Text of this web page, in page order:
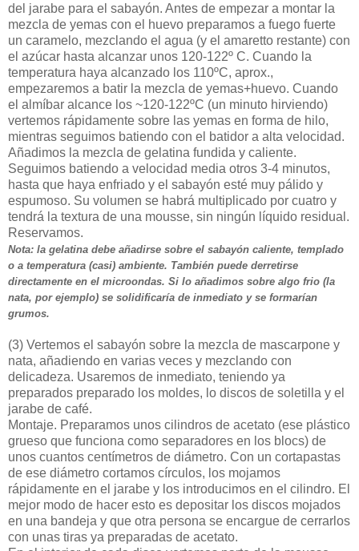
del jarabe para el sabayón. Antes de empezar a montar la
mezcla de yemas con el huevo preparamos a fuego fuerte
un caramelo, mezclando el agua (y el amaretto restante) con
el azúcar hasta alcanzar unos 120-122º C. Cuando la
temperatura haya alcanzado los 110ºC, aprox.,
empezaremos a batir la mezcla de yemas+huevo. Cuando
el almíbar alcance los ~120-122ºC (un minuto hirviendo)
vertemos rápidamente sobre las yemas en forma de hilo,
mientras seguimos batiendo con el batidor a alta velocidad.
Añadimos la mezcla de gelatina fundida y caliente.
Seguimos batiendo a velocidad media otros 3-4 minutos,
hasta que haya enfriado y el sabayón esté muy pálido y
espumoso. Su volumen se habrá multiplicado por cuatro y
tendrá la textura de una mousse, sin ningún líquido residual.
Reservamos.
Nota: la gelatina debe añadirse sobre el sabayón caliente, templado
o a temperatura (casi) ambiente. También puede derretirse
directamente en el microondas. Si lo añadimos sobre algo frio (la
nata, por ejemplo) se solidificaría de inmediato y se formarían
grumos.
(3) Vertemos el sabayón sobre la mezcla de mascarpone y
nata, añadiendo en varias veces y mezclando con
delicadeza. Usaremos de inmediato, teniendo ya
preparados preparado los moldes, lo discos de soletilla y el
jarabe de café.
Montaje. Preparamos unos cilindros de acetato (ese plástico
grueso que funciona como separadores en los blocs) de
unos cuantos centímetros de diámetro. Con un cortapastas
de ese diámetro cortamos círculos, los mojamos
rápidamente en el jarabe y los introducimos en el cilindro. El
mejor modo de hacer esto es depositar los discos mojados
en una bandeja y que otra persona se encargue de cerrarlos
con unas tiras ya preparadas de acetato.